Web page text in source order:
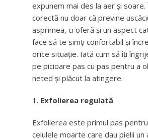
expunem mai des la aer și
corectă nu doar că previne
asprimea, ci oferă și un aspect
face să te simți confortabil și
orice situație. Iată cum să îți
pe picioare pas cu pas pentru a
neted și plăcut la atingere.
Exfolierea regulată
Exfolierea este primul pas
celulele moarte care dau pielii un